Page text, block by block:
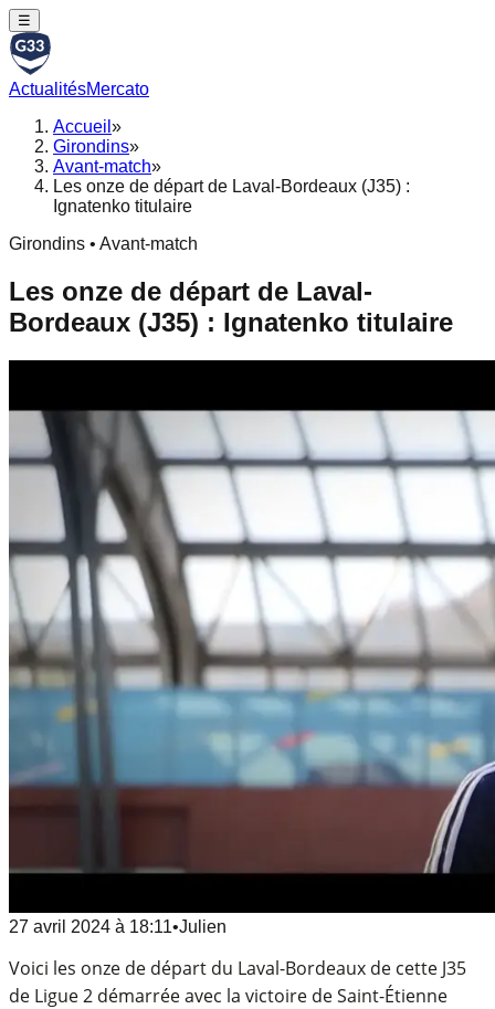
☰
ActualitésMercato
Accueil »
Girondins»
Avant-match»
Les onze de départ de Laval-Bordeaux (J35) :
Ignatenko titulaire
Girondins • Avant-match
Les onze de départ de Laval-
Bordeaux (J35) : Ignatenko titulaire
27 avril 2024 à 18:11•Julien
Voici les onze de départ du Laval-Bordeaux de cette J35
de Ligue 2 démarrée avec la victoire de Saint-Étienne